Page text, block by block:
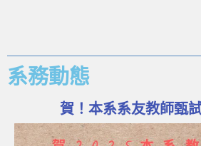
系務動態
賀！本系系友教師甄